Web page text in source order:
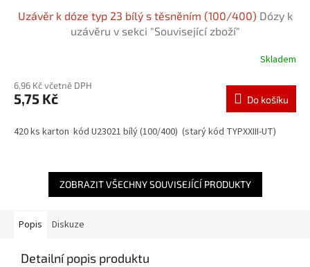
Uzávěr k dóze typ 23 bílý s těsněním (100/400) Dózy k
uzávěru v sekci "Související zboží"
Skladem
6,96 Kč včetně DPH
5,75 Kč Do košíku
420 ks karton kód U23021 bílý (100/400) (starý kód TYPXXIII-UT)
ZOBRAZIT VŠECHNY SOUVISEJÍCÍ PRODUKTY
Popis Diskuze
Detailní popis produktu